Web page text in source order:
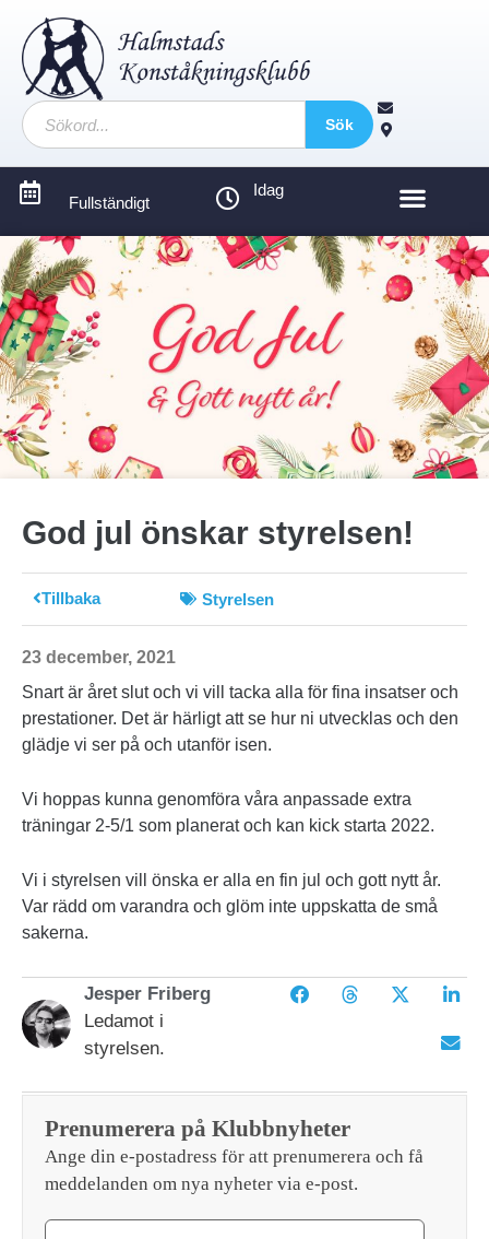
Sök
Fullständigt
Idag
God jul önskar styrelsen!
Tillbaka Styrelsen
23 december, 2021
Snart är året slut och vi vill tacka alla för fina insatser och
prestationer. Det är härligt att se hur ni utvecklas och den
glädje vi ser på och utanför isen.
Vi hoppas kunna genomföra våra anpassade extra
träningar 2-5/1 som planerat och kan kick starta 2022.
Vi i styrelsen vill önska er alla en fin jul och gott nytt år.
Var rädd om varandra och glöm inte uppskatta de små
sakerna.
Jesper Friberg
Ledamot i
styrelsen.
Prenumerera på Klubbnyheter
Ange din e-postadress för att prenumerera och få
meddelanden om nya nyheter via e-post.